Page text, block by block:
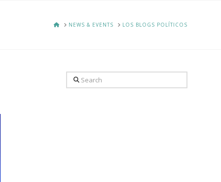
HOMENEWS & EVENTS LOS BLOGS POLÍTICOS
Search